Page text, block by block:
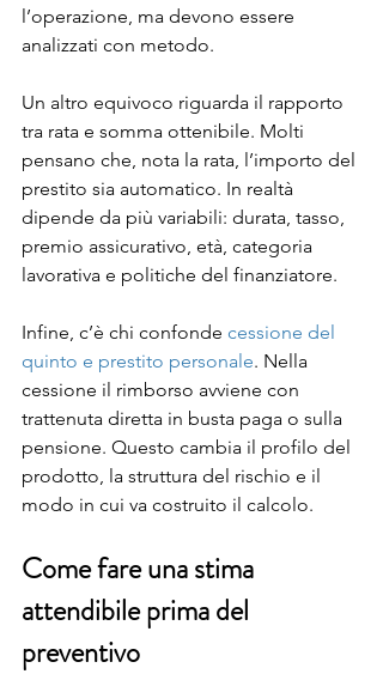
l’operazione, ma devono essere
analizzati con metodo.
Un altro equivoco riguarda il rapporto
tra rata e somma ottenibile. Molti
pensano che, nota la rata, l’importo del
prestito sia automatico. In realtà
dipende da più variabili: durata, tasso,
premio assicurativo, età, categoria
lavorativa e politiche del finanziatore.
Infine, c’è chi confonde cessione del
quinto e prestito personale. Nella
cessione il rimborso avviene con
trattenuta diretta in busta paga o sulla
pensione. Questo cambia il profilo del
prodotto, la struttura del rischio e il
modo in cui va costruito il calcolo.
Come fare una stima
attendibile prima del
preventivo